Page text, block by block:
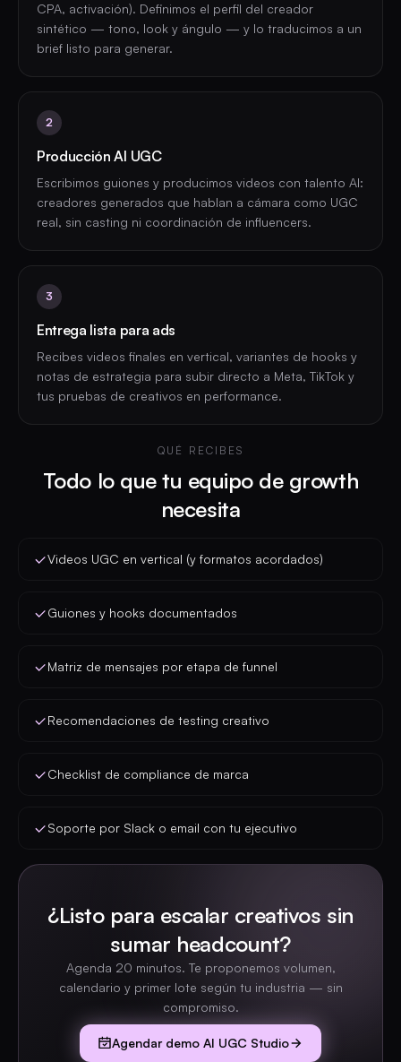
CPA, activación). Definimos el perfil del creador
sintético — tono, look y ángulo — y lo traducimos a un
brief listo para generar.
2
Producción AI UGC
Escribimos guiones y producimos videos con talento AI:
creadores generados que hablan a cámara como UGC
real, sin casting ni coordinación de influencers.
3
Entrega lista para ads
Recibes videos finales en vertical, variantes de hooks y
notas de estrategia para subir directo a Meta, TikTok y
tus pruebas de creativos en performance.
QUÉ RECIBES
Todo lo que tu equipo de growth
necesita
Videos UGC en vertical (y formatos acordados)
Guiones y hooks documentados
Matriz de mensajes por etapa de funnel
Recomendaciones de testing creativo
Checklist de compliance de marca
Soporte por Slack o email con tu ejecutivo
¿Listo para escalar creativos sin
sumar headcount?
Agenda 20 minutos. Te proponemos volumen,
calendario y primer lote según tu industria — sin
compromiso.
Agendar demo AI UGC Studio